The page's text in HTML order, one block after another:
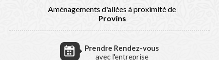
Aménagements d'allées à proximité de
Provins
Prendre Rendez-vous
avec l'entreprise